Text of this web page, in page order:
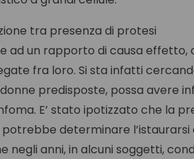
tra presenza di protesi
ad un rapporto di causa effetto,
fra loro. Si sta infatti
predisposte, possa avere
E’ stato ipotizzato che la
determinare l’istaurarsi
negli anni, in alcuni soggetti,